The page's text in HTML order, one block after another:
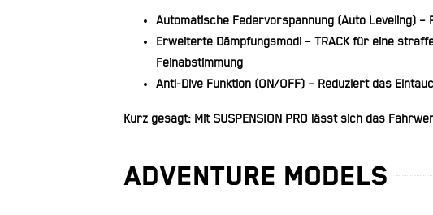
Automatische Federvorspannung (Auto Leveling)–
Erweiterte Dämpfungsmodi – TRACK für eine
Feinabstimmung
Anti-Dive Funktion (ON/OFF)– Reduziert das
Kurz gesagt: Mit SUSPENSION PRO lässt sich das
ADVENTURE MODELS